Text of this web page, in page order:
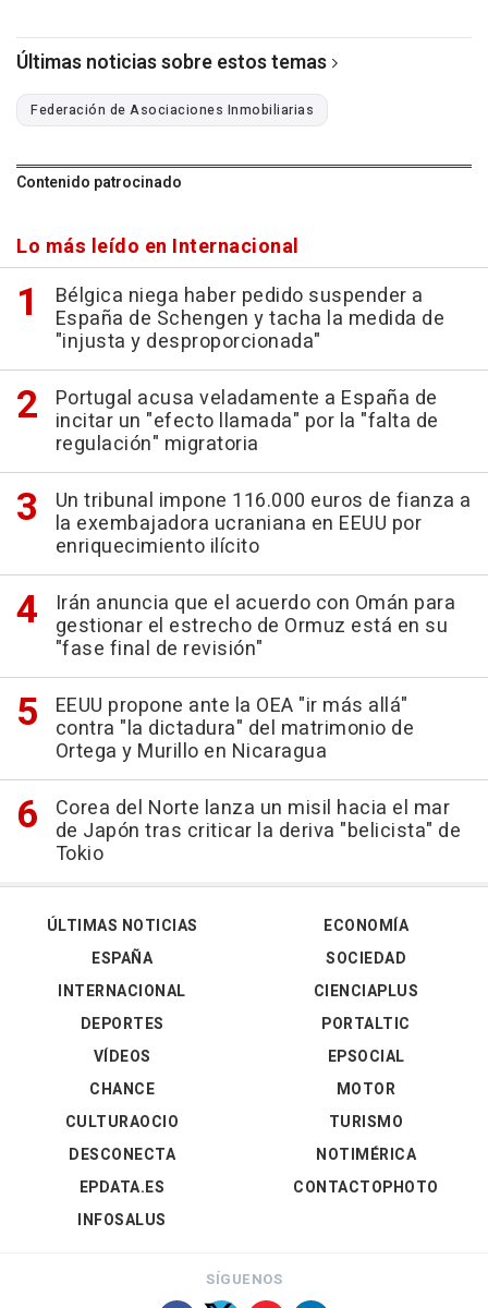
Últimas noticias sobre estos temas
Federación de Asociaciones Inmobiliarias
Contenido patrocinado
Lo más leído en Internacional
Bélgica niega haber pedido suspender a
España de Schengen y tacha la medida de
"injusta y desproporcionada"
Portugal acusa veladamente a España de
incitar un "efecto llamada" por la "falta de
regulación" migratoria
Un tribunal impone 116.000 euros de fianza a
la exembajadora ucraniana en EEUU por
enriquecimiento ilícito
Irán anuncia que el acuerdo con Omán para
gestionar el estrecho de Ormuz está en su
"fase final de revisión"
EEUU propone ante la OEA "ir más allá"
contra "la dictadura" del matrimonio de
Ortega y Murillo en Nicaragua
Corea del Norte lanza un misil hacia el mar
de Japón tras criticar la deriva "belicista" de
Tokio
ÚLTIMAS NOTICIAS
ESPAÑA
INTERNACIONAL
DEPORTES
VÍDEOS
ECONOMÍA
SOCIEDAD
CIENCIAPLUS
PORTALTIC
EPSOCIAL
CHANCE
CULTURAOCIO
DESCONECTA
EPDATA.ES
INFOSALUS
MOTOR
TURISMO
NOTIMÉRICA
CONTACTOPHOTO
SÍGUENOS